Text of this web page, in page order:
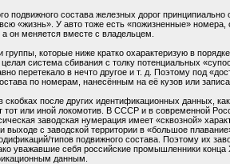
подвижного состава железных дорог принципиально
«жизнь». У авто тоже есть «пожизненные»
он меняется вместе с владельцем.
которые ниже кратко охарактеризую в
система сбивания с толку потенциальных
перетекало в нечто другое и т. д. Поэтому под
по номерам, нанесённым на её кузов или
после других идентификационных данных,
или иной локомотив. В СССР и в современной
заводская нумерация имеет «сквозной»
с заводской территории в «большое
типов подвижного состава. Поэтому их
уважавшие себя российские промышленники конца
данным.